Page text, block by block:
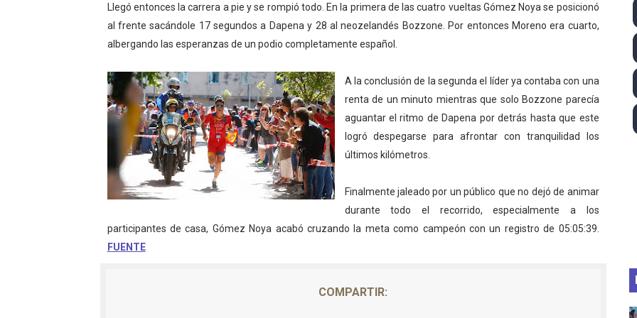
Athletes Unlimited Softball League 2026 - Las Utah Talons son bicampeonas de la AUSL
Mundial de piragüismo slalom 2026 (Oklahoma City, Estados Unidos) - Miquel Travé
Tour de Francia masculino 2026 - Tadej Pogacar entra en el selecto grupo de los
Mundial de Fórmula 1 2026 - Lando Norris consigue en Hungría su primera victoria
Campeonato de Europa de high diving 2026 (París, Francia) - Catalin Preda y Nelli
Llegó entonces la carrera a pie y se rompió todo. En la primera de las cuatro vueltas Gómez Noya se posicionó
al frente sacándole 17 segundos a Dapena y 28 al neozelandés Bozzone. Por entonces Moreno era cuarto,
albergando las esperanzas de un podio completamente español.
A la conclusión de la segunda el líder ya contaba con una
renta de un minuto mientras que solo Bozzone parecía
aguantar el ritmo de Dapena por detrás hasta que este
logró despegarse para afrontar con tranquilidad los
últimos kilómetros.
Finalmente jaleado por un público que no dejó de animar
durante todo el recorrido, especialmente a los
participantes de casa, Gómez Noya acabó cruzando la meta como campeón con un registro de 05:05:39.
FUENTE
COMPARTIR: